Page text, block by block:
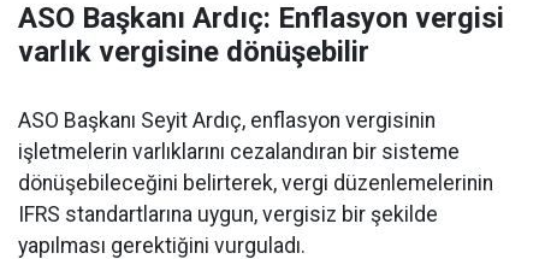
ASO Başkanı Ardıç: Enflasyon vergisi
varlık vergisine dönüşebilir
ASO Başkanı Seyit Ardıç, enflasyon vergisinin
işletmelerin varlıklarını cezalandıran bir sisteme
dönüşebileceğini belirterek, vergi düzenlemelerinin
IFRS standartlarına uygun, vergisiz bir şekilde
yapılması gerektiğini vurguladı.